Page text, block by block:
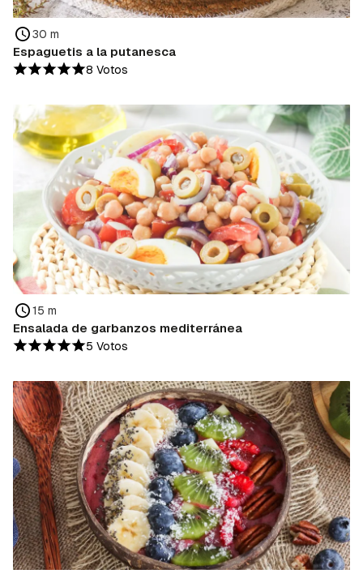
30 m
Espaguetis a la putanesca
8 Votos
15 m
Ensalada de garbanzos mediterránea
5 Votos